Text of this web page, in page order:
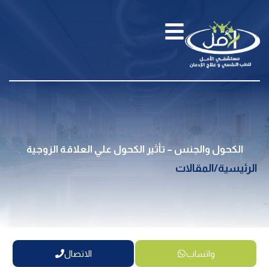
الكحول والجنس – تأثير الكحول علي العلاقة الزوجية
الرئيسية/المقالات
واتساب الاتصال